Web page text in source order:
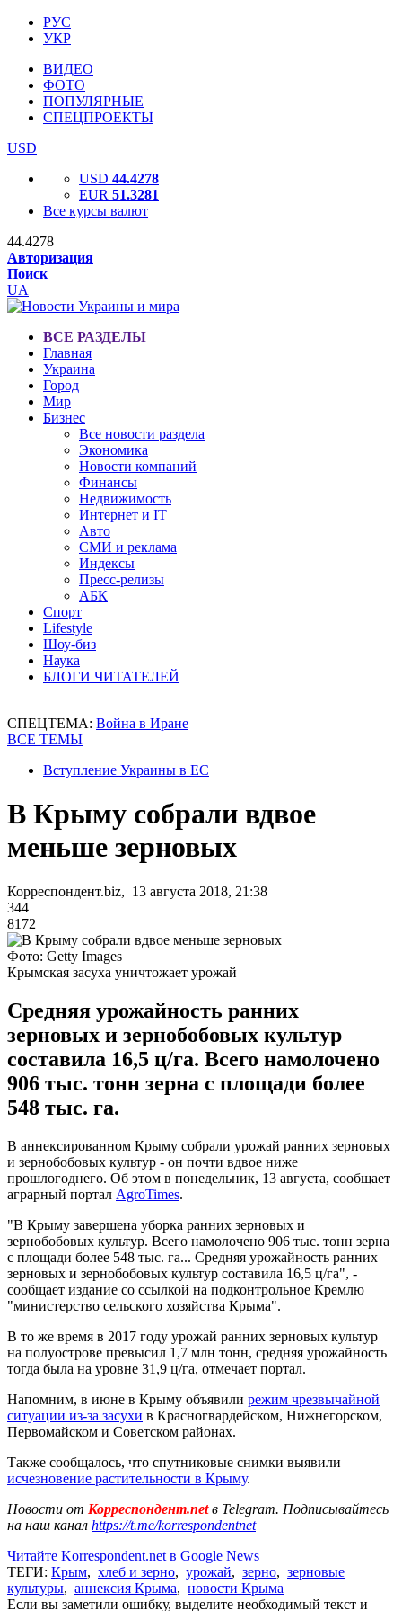
РУС
УКР
ВИДЕО
ФОТО
ПОПУЛЯРНЫЕ
СПЕЦПРОЕКТЫ
USD
USD 44.4278
EUR 51.3281
Все курсы валют
44.4278
Авторизация
Поиск
UA
ВСЕ РАЗДЕЛЫ
Главная
Украина
Город
Мир
Бизнес
Все новости раздела
Экономика
Новости компаний
Финансы
Недвижимость
Интернет и IT
Авто
СМИ и реклама
Индексы
Пресс-релизы
АБК
Спорт
Lifestyle
Шоу-биз
Наука
БЛОГИ ЧИТАТЕЛЕЙ
СПЕЦТЕМА: Война в Иране
ВСЕ ТЕМЫ
Вступление Украины в ЕС
В Крыму собрали вдвое
меньше зерновых
Корреспондент.biz, 13 августа 2018, 21:38
344
8172
Фото: Getty Images
Крымская засуха уничтожает урожай
Средняя урожайность ранних
зерновых и зернобобовых культур
составила 16,5 ц/га. Всего намолочено
906 тыс. тонн зерна с площади более
548 тыс. га.
В аннексированном Крыму собрали урожай ранних зерновых
и зернобобовых культур - он почти вдвое ниже
прошлогоднего. Об этом в понедельник, 13 августа, сообщает
аграрный портал AgroTimes.
"В Крыму завершена уборка ранних зерновых и
зернобобовых культур. Всего намолочено 906 тыс. тонн зерна
с площади более 548 тыс. га... Средняя урожайность ранних
зерновых и зернобобовых культур составила 16,5 ц/га", -
сообщает издание со ссылкой на подконтрольное Кремлю
"министерство сельского хозяйства Крыма".
В то же время в 2017 году урожай ранних зерновых культур
на полуострове превысил 1,7 млн тонн, средняя урожайность
тогда была на уровне 31,9 ц/га, отмечает портал.
Напомним, в июне в Крыму объявили режим чрезвычайной
ситуации из-за засухи в Красногвардейском, Нижнегорском,
Первомайском и Советском районах.
Также сообщалось, что спутниковые снимки выявили
исчезновение растительности в Крыму.
Новости от Корреспондент.netв Telegram. Подписывайтесь
на наш канал https://t.me/korrespondentnet
Читайте Korrespondent.net в Google News
ТЕГИ: Крым, хлеб и зерно, урожай, зерно, зерновые
культуры, аннексия Крыма, новости Крыма
Если вы заметили ошибку, выделите необходимый текст и